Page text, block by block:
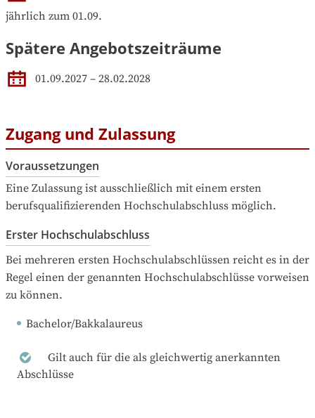
jährlich zum 01.09.
Spätere Angebotszeiträume
01.09.2027 – 28.02.2028
Zugang und Zulassung
Voraussetzungen
Eine Zulassung ist ausschließlich mit einem ersten
berufsqualifizierenden Hochschulabschluss möglich.
Erster Hochschulabschluss
Bei mehreren ersten Hochschulabschlüssen reicht es in der
Regel einen der genannten Hochschulabschlüsse vorweisen
zu können.
Bachelor/Bakkalaureus
Gilt auch für die als gleichwertig anerkannten
Abschlüsse